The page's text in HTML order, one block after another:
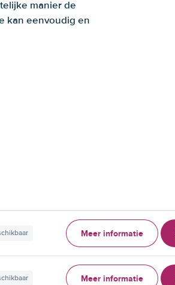
manier de
kan eenvoudig en
Meer informatie
Meer informatie